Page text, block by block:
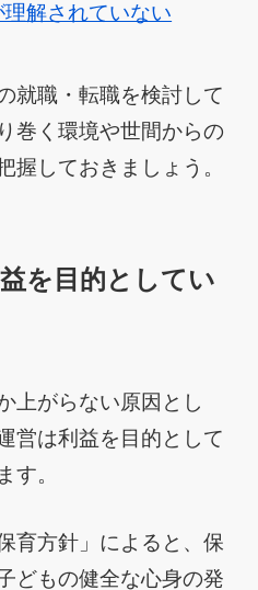
解されていない
就職・転職を検討して
巻く環境や世間からの
握しておきましょう。
を目的としてい
上がらない原因とし
営は利益を目的として
す。
育方針」によると、保
どもの健全な心身の発